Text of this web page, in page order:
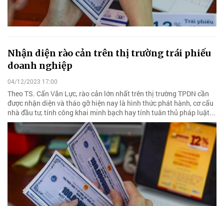
Nhận diện rào cản trên thị trường trái phiếu
doanh nghiệp
04/12/2023 17:00
Theo TS. Cấn Văn Lực, rào cản lớn nhất trên thị trường TPDN cần
được nhận diện và tháo gỡ hiện nay là hình thức phát hành, cơ cấu
nhà đầu tư, tính công khai minh bạch hay tính tuân thủ pháp luật...